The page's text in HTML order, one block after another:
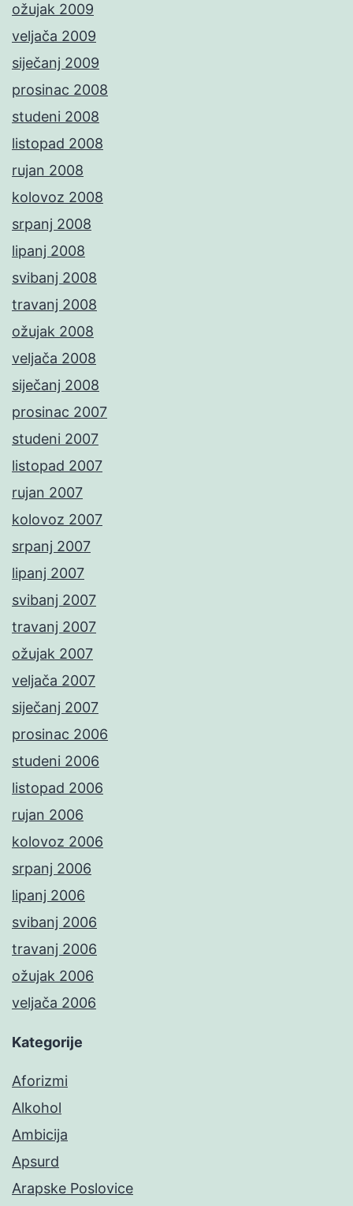
ožujak 2009
veljača 2009
siječanj 2009
prosinac 2008
studeni 2008
listopad 2008
rujan 2008
kolovoz 2008
srpanj 2008
lipanj 2008
svibanj 2008
travanj 2008
ožujak 2008
veljača 2008
siječanj 2008
prosinac 2007
studeni 2007
listopad 2007
rujan 2007
kolovoz 2007
srpanj 2007
lipanj 2007
svibanj 2007
travanj 2007
ožujak 2007
veljača 2007
siječanj 2007
prosinac 2006
studeni 2006
listopad 2006
rujan 2006
kolovoz 2006
srpanj 2006
lipanj 2006
svibanj 2006
travanj 2006
ožujak 2006
veljača 2006
Kategorije
Aforizmi
Alkohol
Ambicija
Apsurd
Arapske Poslovice